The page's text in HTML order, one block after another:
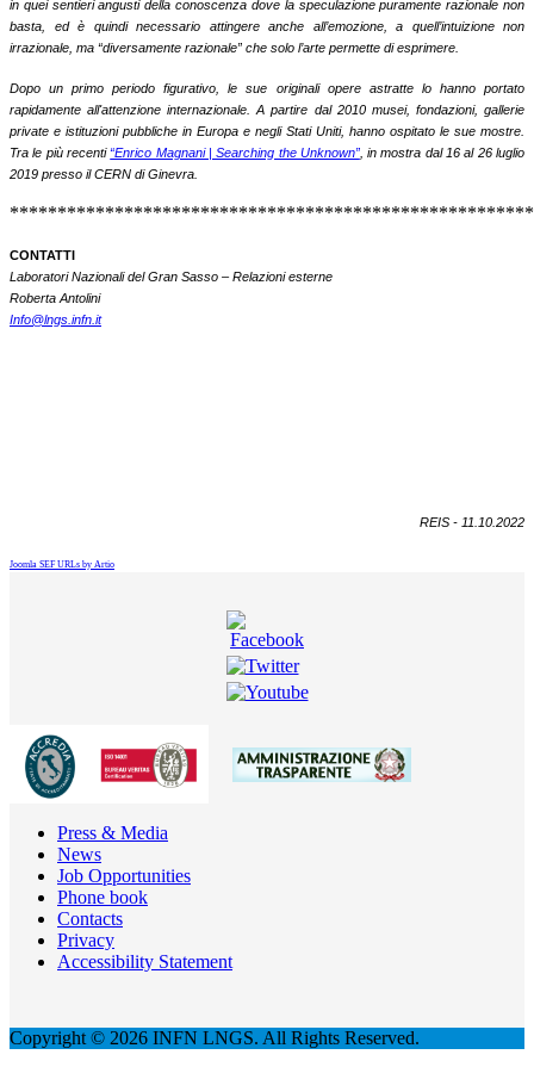
in quei sentieri angusti della conoscenza dove la speculazione puramente razionale non
basta, ed è quindi necessario attingere anche all’emozione, a quell’intuizione non
irrazionale, ma “diversamente razionale” che solo l’arte permette di esprimere.
Dopo un primo periodo figurativo, le sue originali opere astratte lo hanno portato
rapidamente all'attenzione internazionale. A partire dal 2010 musei, fondazioni, gallerie
private e istituzioni pubbliche in Europa e negli Stati Uniti, hanno ospitato le sue mostre.
Tra le più recenti“Enrico Magnani | Searching the Unknown”, in mostra dal 16 al 26 luglio
2019 presso il CERN di Ginevra.
CONTATTI
Laboratori Nazionali del Gran Sasso – Relazioni esterne
Roberta Antolini
Info@lngs.infn.it
REIS - 11.10.2022
Joomla SEF URLs by Artio
Press & Media
News
Job Opportunities
Phone book
Contacts
Privacy
Accessibility Statement
Copyright © 2026 INFN LNGS. All Rights Reserved.